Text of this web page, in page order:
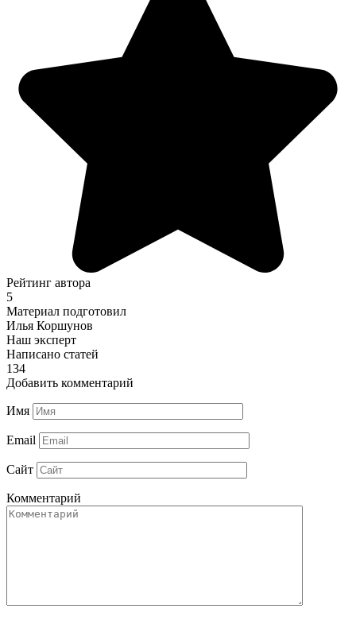
Рейтинг автора
5
Материал подготовил
Илья Коршунов
Наш эксперт
Написано статей
134
Добавить комментарий
Имя
Email
Сайт
Комментарий